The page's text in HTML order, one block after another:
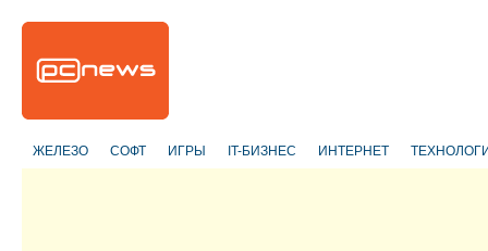
ЖЕЛЕЗО СОФТ ИГРЫ IT-БИЗНЕС ИНТЕРНЕТ